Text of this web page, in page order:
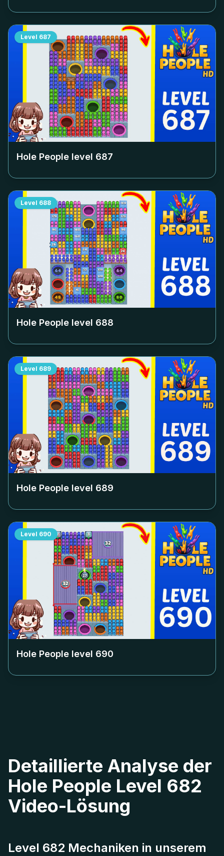
Level 687
Hole People level 687
Level 688
Hole People level 688
Level 689
Hole People level 689
Level 690
Hole People level 690
Detaillierte Analyse der
Hole People Level 682
Video-Lösung
Level 682 Mechaniken in unserem